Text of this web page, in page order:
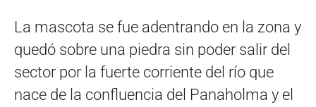
La mascota se fue adentrando en la zona y
quedó sobre una piedra sin poder salir del
sector por la fuerte corriente del río que
nace de la confluencia del Panaholma y el